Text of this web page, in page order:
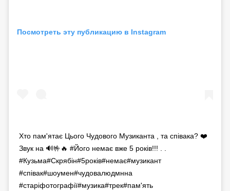
Посмотреть эту публикацию в Instagram
Хто пам'ятає Цього Чудового Музиканта , та співака? ❤️
Звук на 🔊🤟🔥 #Його немає вже 5 років!!! . .
#Кузьма#Скрябін#5років#немає#музикант
#співак#шоумен#чудовалюдмнна
#старіфотографії#музика#трек#пам'ять